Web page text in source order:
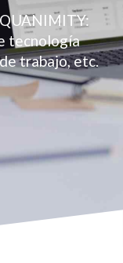
tecnología
trabajo, etc.